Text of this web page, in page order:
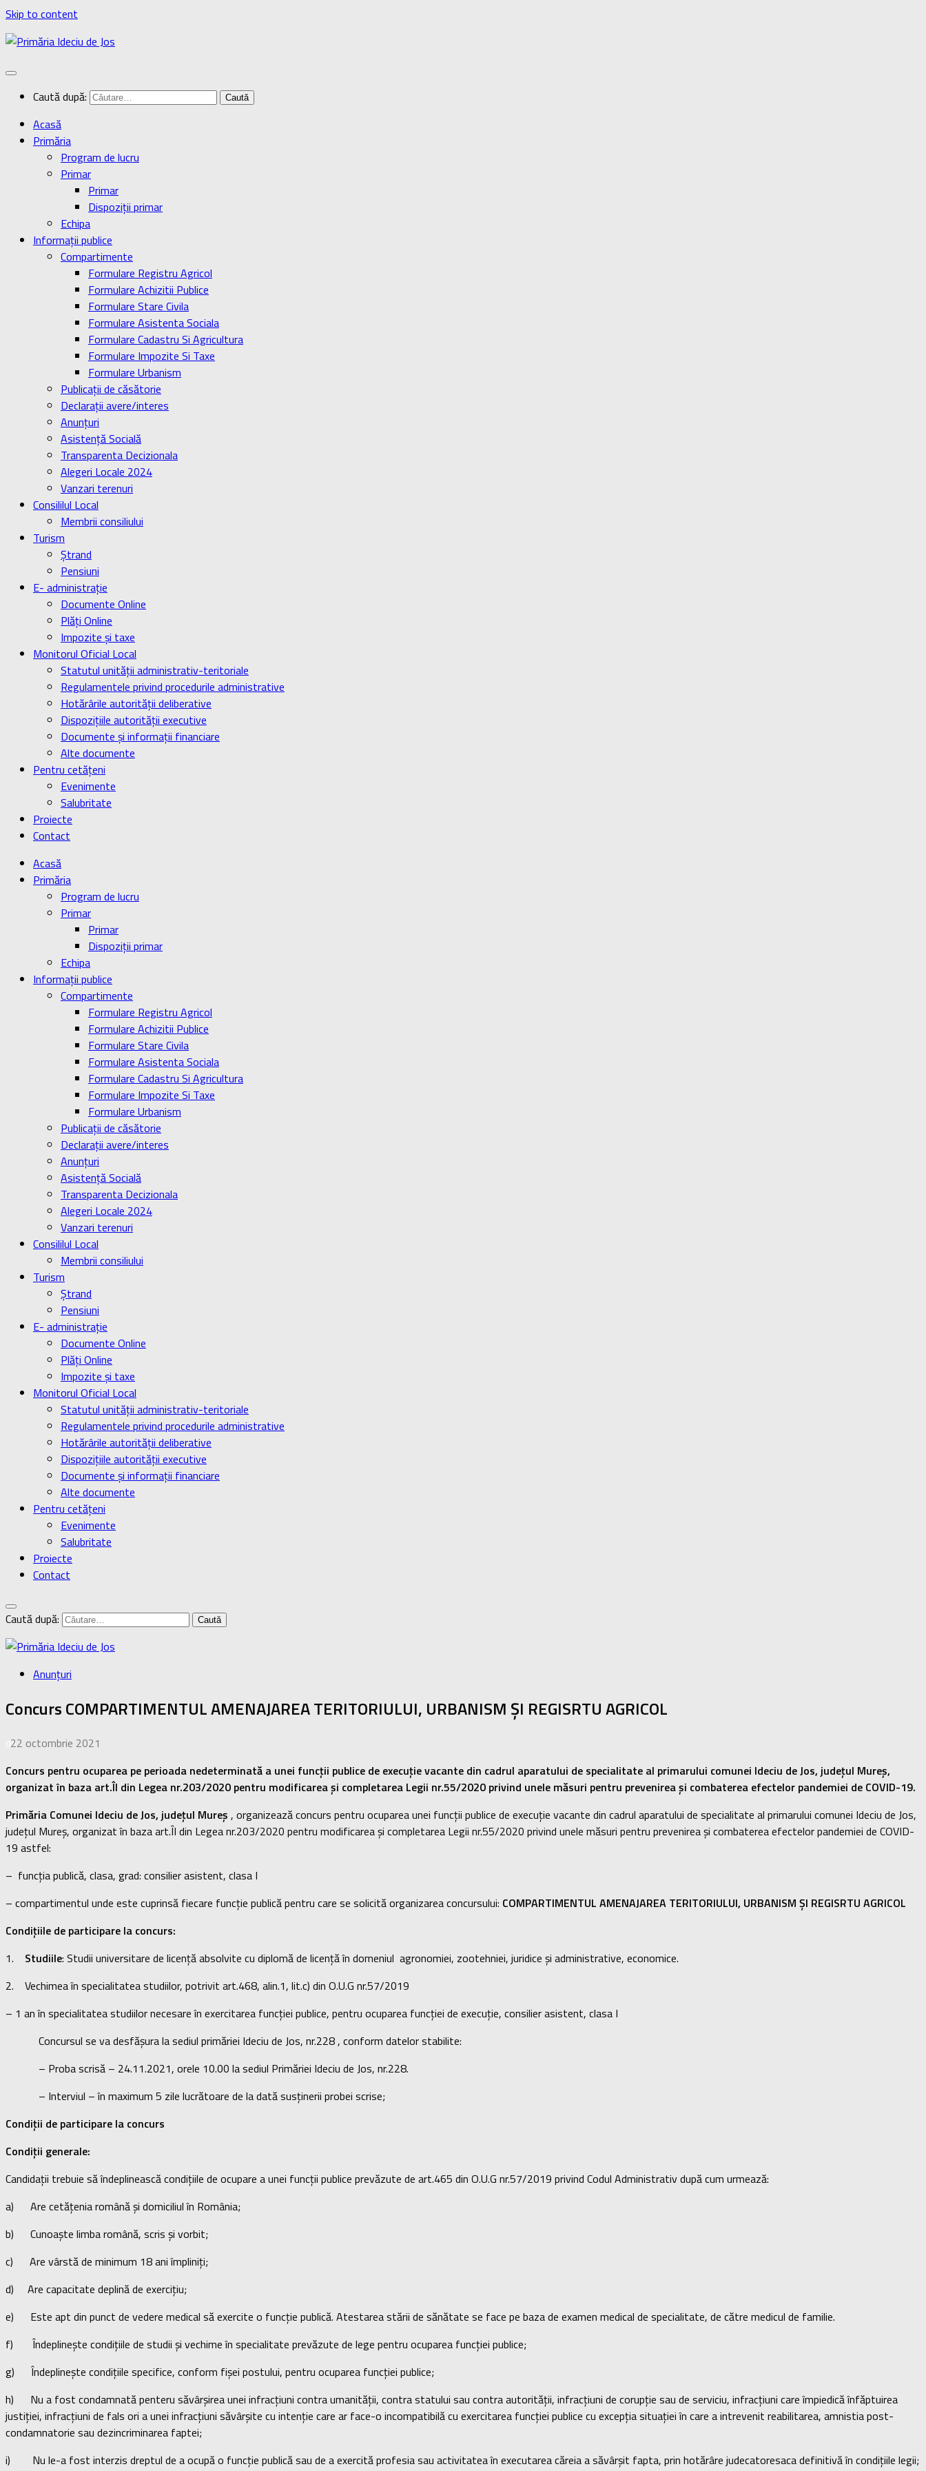
Skip to content
Caută după:
Acasă
Primăria
Program de lucru
Primar
Primar
Dispoziţii primar
Echipa
Informaţii publice
Compartimente
Formulare Registru Agricol
Formulare Achizitii Publice
Formulare Stare Civila
Formulare Asistenta Sociala
Formulare Cadastru Si Agricultura
Formulare Impozite Si Taxe
Formulare Urbanism
Publicaţii de căsătorie
Declaraţii avere/interes
Anunţuri
Asistenţă Socială
Transparenta Decizionala
Alegeri Locale 2024
Vanzari terenuri
Consililul Local
Membrii consiliului
Turism
Ştrand
Pensiuni
E- administrație
Documente Online
Plăți Online
Impozite și taxe
Monitorul Oficial Local
Statutul unității administrativ-teritoriale
Regulamentele privind procedurile administrative
Hotărârile autorității deliberative
Dispozițiile autorității executive
Documente și informații financiare
Alte documente
Pentru cetățeni
Evenimente
Salubritate
Proiecte
Contact
Acasă
Primăria
Program de lucru
Primar
Primar
Dispoziţii primar
Echipa
Informaţii publice
Compartimente
Formulare Registru Agricol
Formulare Achizitii Publice
Formulare Stare Civila
Formulare Asistenta Sociala
Formulare Cadastru Si Agricultura
Formulare Impozite Si Taxe
Formulare Urbanism
Publicaţii de căsătorie
Declaraţii avere/interes
Anunţuri
Asistenţă Socială
Transparenta Decizionala
Alegeri Locale 2024
Vanzari terenuri
Consililul Local
Membrii consiliului
Turism
Ştrand
Pensiuni
E- administrație
Documente Online
Plăți Online
Impozite și taxe
Monitorul Oficial Local
Statutul unității administrativ-teritoriale
Regulamentele privind procedurile administrative
Hotărârile autorității deliberative
Dispozițiile autorității executive
Documente și informații financiare
Alte documente
Pentru cetățeni
Evenimente
Salubritate
Proiecte
Contact
Caută după:
Anunţuri
Concurs COMPARTIMENTUL AMENAJAREA TERITORIULUI, URBANISM ȘI REGISRTU AGRICOL
de·
22 octombrie 2021
Concurs pentru ocuparea pe perioada nedeterminată a unei funcții publice de execuție vacante din cadrul aparatului de specialitate al primarului comunei Ideciu de Jos, județul Mureș,
organizat în baza art.ÎI din Legea nr.203/2020 pentru modificarea și completarea Legii nr.55/2020 privind unele măsuri pentru prevenirea și combaterea efectelor pandemiei de COVID-19.
Primăria Comunei Ideciu de Jos, județul Mureș , organizează concurs pentru ocuparea unei funcții publice de execuție vacante din cadrul aparatului de specialitate al primarului comunei Ideciu de Jos,
județul Mureș, organizat în baza art.ÎI din Legea nr.203/2020 pentru modificarea și completarea Legii nr.55/2020 privind unele măsuri pentru prevenirea și combaterea efectelor pandemiei de COVID-
19 astfel:
– funcția publică, clasa, grad: consilier asistent, clasa I
– compartimentul unde este cuprinsă fiecare funcție publică pentru care se solicită organizarea concursului: COMPARTIMENTUL AMENAJAREA TERITORIULUI, URBANISM ȘI REGISRTU AGRICOL
Condițiile de participare la concurs:
1. Studiile: Studii universitare de licență absolvite cu diplomă de licență în domeniul agronomiei, zootehniei, juridice și administrative, economice.
2. Vechimea în specialitatea studiilor, potrivit art.468, alin.1, lit.c) din O.U.G nr.57/2019
– 1 an în specialitatea studiilor necesare în exercitarea funcției publice, pentru ocuparea funcției de execuție, consilier asistent, clasa I
Concursul se va desfășura la sediul primăriei Ideciu de Jos, nr.228 , conform datelor stabilite:
– Proba scrisă – 24.11.2021, orele 10.00 la sediul Primăriei Ideciu de Jos, nr.228.
– Interviul – în maximum 5 zile lucrătoare de la dată susținerii probei scrise;
Condiții de participare la concurs
Condiții generale:
Candidații trebuie să îndeplinească condițiile de ocupare a unei funcții publice prevăzute de art.465 din O.U.G nr.57/2019 privind Codul Administrativ după cum urmează:
a) Are cetățenia română și domiciliul în România;
b) Cunoaște limba română, scris și vorbit;
c) Are vârstă de minimum 18 ani împliniți;
d) Are capacitate deplină de exercițiu;
e) Este apt din punct de vedere medical să exercite o funcție publică. Atestarea stării de sănătate se face pe baza de examen medical de specialitate, de către medicul de familie.
f) Îndeplinește condițiile de studii și vechime în specialitate prevăzute de lege pentru ocuparea funcției publice;
g) Îndeplinește condițiile specifice, conform fișei postului, pentru ocuparea funcției publice;
h) Nu a fost condamnată penteru săvârșirea unei infracțiuni contra umanității, contra statului sau contra autorității, infracțiuni de corupție sau de serviciu, infracțiuni care împiedică înfăptuirea
justiției, infracțiuni de fals ori a unei infracțiuni săvârșite cu intenție care ar face-o incompatibilă cu exercitarea funcției publice cu excepția situației în care a intrevenit reabilitarea, amnistia post-
condamnatorie sau dezincriminarea faptei;
i) Nu le-a fost interzis dreptul de a ocupă o funcție publică sau de a exercită profesia sau activitatea în executarea căreia a săvârșit fapta, prin hotărâre judecatoresaca definitivă în condițiile legii;